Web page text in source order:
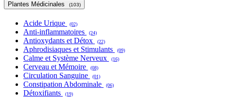
Plantes Médicinales (103)
Acide Urique (02)
Anti-inflammatoires (24)
Antioxydants et Détox (22)
Aphrodisiaques et Stimulants (09)
Calme et Système Nerveux (16)
Cerveau et Mémoire (08)
Circulation Sanguine (01)
Constipation Abdominale (06)
Détoxifiants (19)